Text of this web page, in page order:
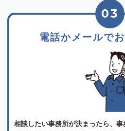
電話かメールで
03
相談したい事務所が決まったら、